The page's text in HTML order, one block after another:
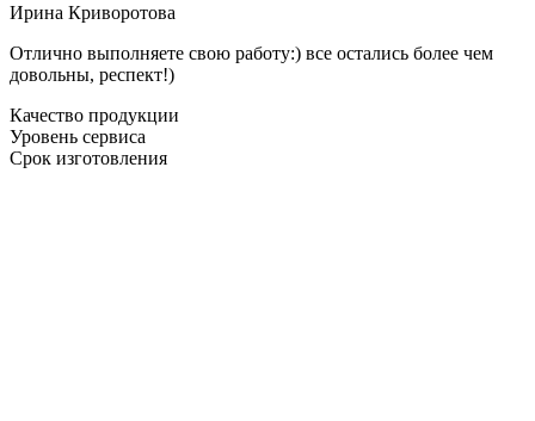
Ирина Криворотова
Отлично выполняете свою работу:) все остались более чем
довольны, респект!)
Качество продукции
Уровень сервиса
Срок изготовления